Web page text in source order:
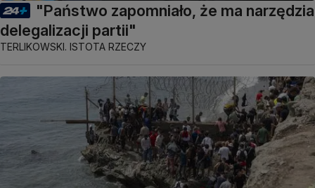
"Państwo zapomniało, że ma narzędzia
delegalizacji partii"
TERLIKOWSKI. ISTOTA RZECZY